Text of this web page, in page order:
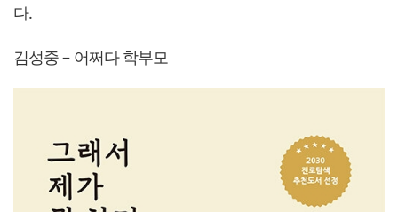
다.
김성중 – 어쩌다 학부모